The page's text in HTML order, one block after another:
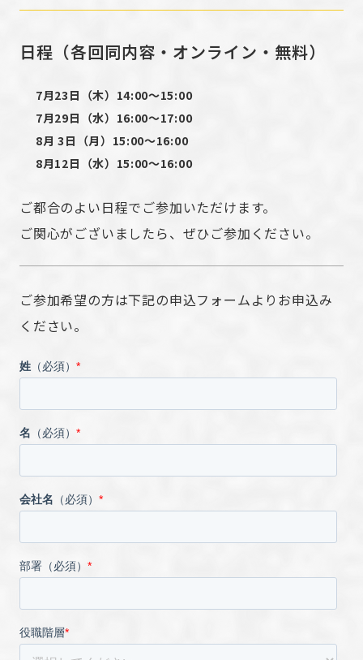
日程（各回同内容・オンライン・無料）
7月23日（木）14:00〜15:00
7月29日（水）16:00〜17:00
8月 3日（月）15:00〜16:00
8月12日（水）15:00〜16:00
ご都合のよい日程でご参加いただけます。
ご関心がございましたら、ぜひご参加ください。
ご参加希望の方は下記の申込フォームよりお申込み
ください。